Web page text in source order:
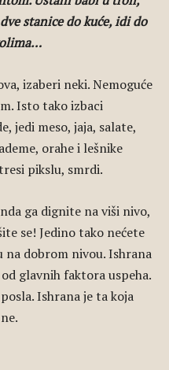
stanice do kuće, idi do
izaberi neki. Nemoguće
Isto tako izbaci
jedi meso, jaja, salate,
orahe i lešnike
pikslu, smrdi.
ga dignite na viši nivo,
se! Jedino tako nećete
dobrom nivou. Ishrana
glavnih faktora uspeha.
Ishrana je ta koja